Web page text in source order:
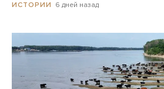
ИСТОРИИ 6 дней назад